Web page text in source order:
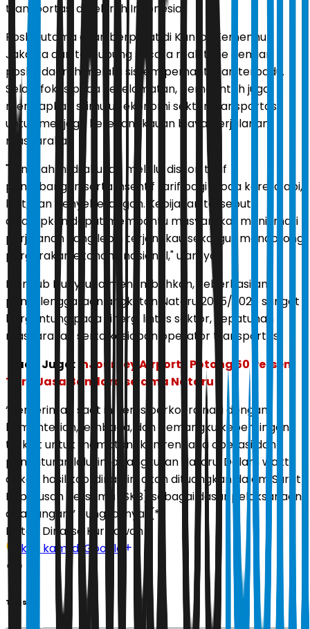
transportasi di seluruh Indonesia.
Posko utama akan berpusat di Kantor Kemenhub
Jakarta dan terhubung secara real-time dengan
posko daerah melalui sistem pemantauan terpadu.
Selain fokus pada keselamatan, pemerintah juga
menyiapkan stimulus ekonomi sektor transportasi
untuk menjaga keterjangkauan biaya perjalanan
masyarakat.
"Langkah ini dilakukan melalui diskon tarif
penerbangan serta insentif tarif bagi moda kereta api,
laut, dan penyeberangan. Kebijakan tersebut
diharapkan dapat membantu masyarakat menikmati
perjalanan yang lebih terjangkau sekaligus mendorong
pergerakan ekonomi nasional," ujarnya.
Menhub Dudy juga menambahkan, keberhasilan
penyelenggaraan angkutan Nataru 2025/2026 sangat
bergantung pada sinergi lintas sektor, kepatuhan
masyarakat, serta kesiapan operator transportasi.
Baca Juga: InJourney Airports Potong 50 Persen
Tarif Jasa Bandara selama Nataru
“Pemerintah saat ini terus berkoordinasi dengan
kementerian, lembaga, dan pemangku kepentingan
terkait untuk mematangkan rencana operasi dan
pengaturan lalu lintas angkutan Nataru. Dalam waktu
dekat, hasil koordinasi ini akan dituangkan dalam Surat
Keputusan Bersama (SKB) sebagai dasar pelaksanaan
di lapangan,” pungkasnya. (*)
Editor: Dinarsa Kurniawan
Ikuti kami di Google
Tags